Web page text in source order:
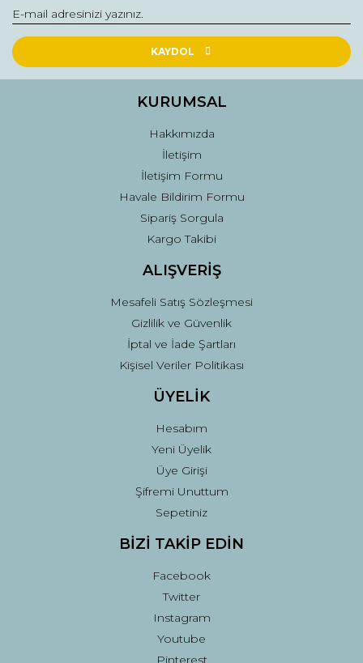
Ürün bilgilerinde hatalar bulunuyor.
Ürün fiyatı diğer sitelerden daha pahalı.
Gönder
KAYDOL
KURUMSAL
Hakkımızda
İletişim
İletişim Formu
Havale Bildirim Formu
Sipariş Sorgula
Kargo Takibi
ALIŞVERİŞ
Mesafeli Satış Sözleşmesi
Gizlilik ve Güvenlik
İptal ve İade Şartları
Kişisel Veriler Politikası
ÜYELİK
Hesabım
Yeni Üyelik
Üye Girişi
Şifremi Unuttum
Sepetiniz
BİZİ TAKİP EDİN
Facebook
Twitter
Instagram
Youtube
Pinterest